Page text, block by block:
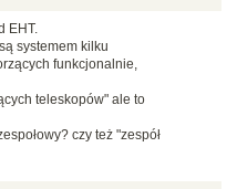
EHT.
systemem kilku
funkcjonalnie,
teleskopów" ale to
czy też "zespół